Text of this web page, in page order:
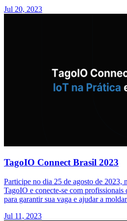
Jul 20, 2023
TagoIO Connect Brasil 2023
Participe no dia 25 de agosto de 2023,
TagoIO e conecte-se com
para garantir sua vaga e ajudar a
Jul 11, 2023